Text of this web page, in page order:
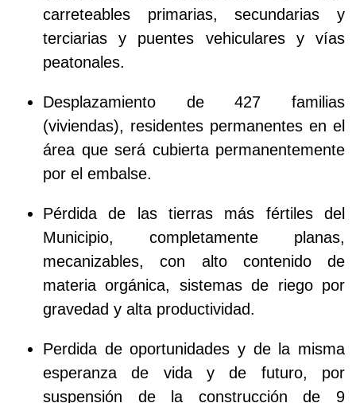
carreteables primarias, secundarias y
terciarias y puentes vehiculares y vías
peatonales.
Desplazamiento de 427 familias
(viviendas), residentes permanentes en el
área que será cubierta permanentemente
por el embalse.
Pérdida de las tierras más fértiles del
Municipio, completamente planas,
mecanizables, con alto contenido de
materia orgánica, sistemas de riego por
gravedad y alta productividad.
Perdida de oportunidades y de la misma
esperanza de vida y de futuro, por
suspensión de la construcción de 9